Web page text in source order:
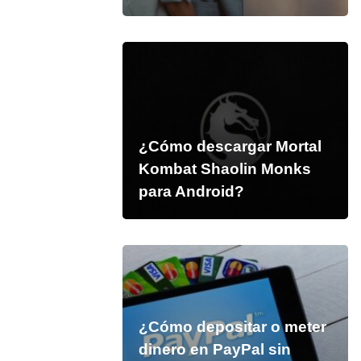
¿Cómo descargar Mortal
Kombat Shaolin Monks
para Android?
¿Cómo depositar o meter
dinero en PayPal sin